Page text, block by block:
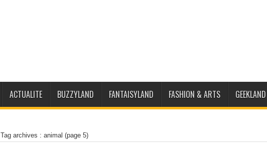
ACTUALITE BUZZYLAND FANTAISYLAND FASHION & ARTS GEEKLAND
Tag archives : animal (page 5)